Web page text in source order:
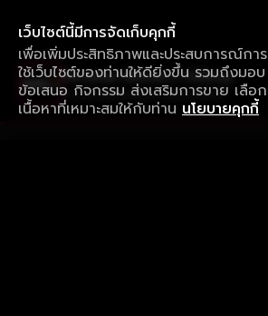
เว็บไซต์นี้มีการจัดเก็บคุกกี้
เพื่อเพิ่มประสิทธิภาพและประสบการณ์การ
ใช้เว็บไซต์ของท่านให้ดียิ่งขึ้น รวมถึงมอบ
ข้อเสนอ กิจกรรม ส่งเสริมการขาย เลือก
เนื้อหาที่เหมาะสมให้กับท่าน นโยบายคุกกี้
ใช้งานแอป ลื่นไหลกว่า ไม่มีสะดุด
ดาวน์โหลดแอปเพื่อการรับชมที่ดีกว่า